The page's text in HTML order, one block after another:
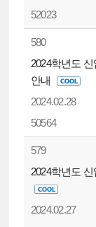
52023
580
2024학년도
안내
2024.02.28
50564
579
2024학년도
2024.02.27